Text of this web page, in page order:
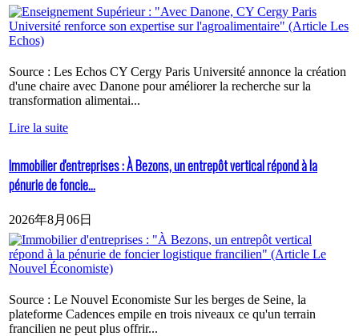
Source : Les Echos CY Cergy Paris Université annonce la création
d'une chaire avec Danone pour améliorer la recherche sur la
transformation alimentai...
Lire la suite
Immobilier d'entreprises : À Bezons, un entrepôt vertical répond à la
pénurie de foncie...
2026年8月06日
Source : Le Nouvel Economiste Sur les berges de Seine, la
plateforme Cadences empile en trois niveaux ce qu'un terrain
francilien ne peut plus offrir...